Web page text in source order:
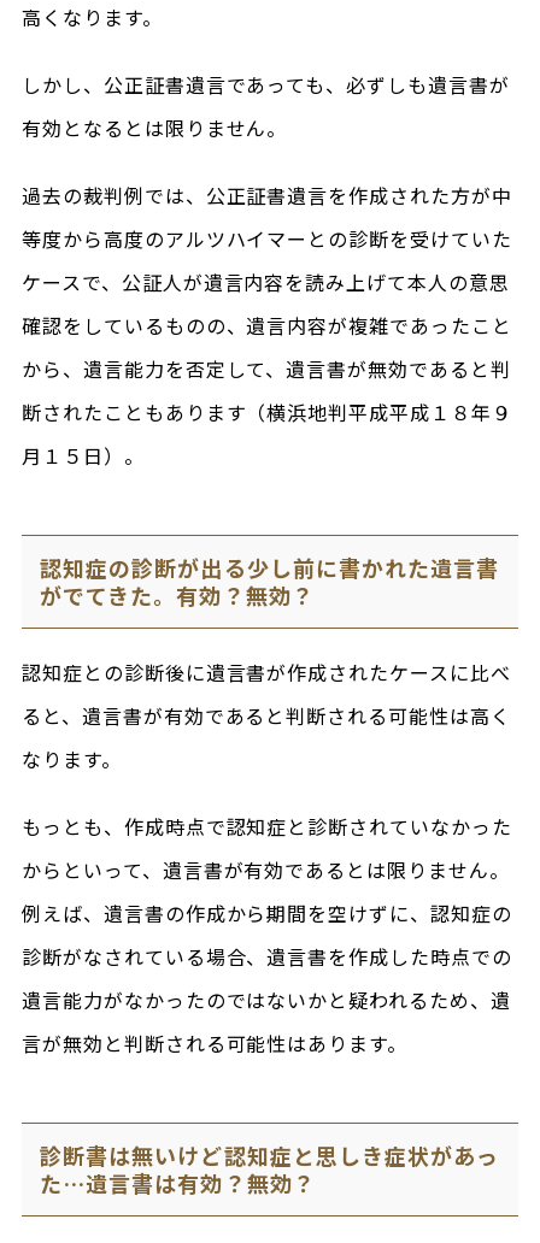
高くなります。
しかし、公正証書遺言であっても、必ずしも遺言書が
有効となるとは限りません。
過去の裁判例では、公正証書遺言を作成された方が中
等度から高度のアルツハイマーとの診断を受けていた
ケースで、公証人が遺言内容を読み上げて本人の意思
確認をしているものの、遺言内容が複雑であったこと
から、遺言能力を否定して、遺言書が無効であると判
断されたこともあります（横浜地判平成平成１８年９
月１５日）。
認知症の診断が出る少し前に書かれた遺言書
がでてきた。有効？無効？
認知症との診断後に遺言書が作成されたケースに比べ
ると、遺言書が有効であると判断される可能性は高く
なります。
もっとも、作成時点で認知症と診断されていなかった
からといって、遺言書が有効であるとは限りません。
例えば、遺言書の作成から期間を空けずに、認知症の
診断がなされている場合、遺言書を作成した時点での
遺言能力がなかったのではないかと疑われるため、遺
言が無効と判断される可能性はあります。
診断書は無いけど認知症と思しき症状があっ
た…遺言書は有効？無効？